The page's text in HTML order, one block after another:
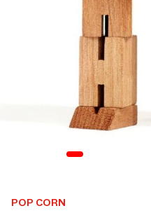
POP CORN